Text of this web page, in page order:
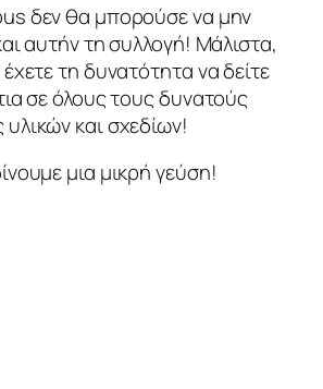
δεν θα μπορούσε να μην
αυτήν τη συλλογή! Μάλιστα,
τη δυνατότητα να δείτε
σε όλους τους δυνατούς
και σχεδίων!
μια μικρή γεύση!